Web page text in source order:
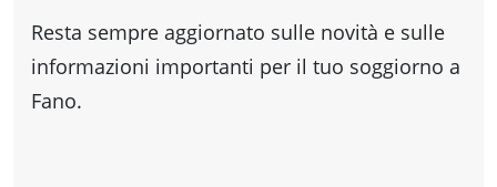
Resta sempre aggiornato sulle novità e sulle
informazioni importanti per il tuo soggiorno a
Fano.